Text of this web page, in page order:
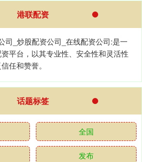
港联配资
司_炒股配资公司_在线配资公司:是一
平台，以其专业性、安全性和灵活性
任和赞誉。
话题标签
全国
发布